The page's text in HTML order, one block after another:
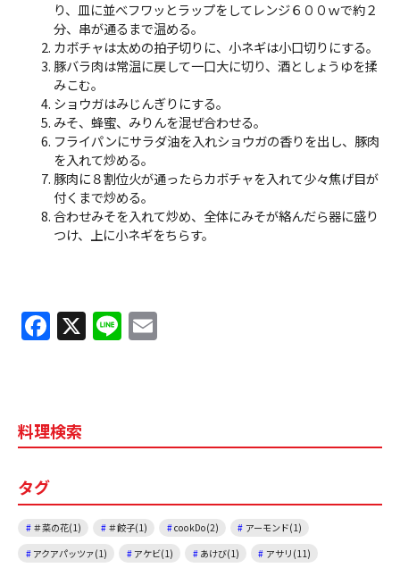
り、皿に並べフワッとラップをしてレンジ６００ｗで約２
分、串が通るまで温める。
カボチャは太めの拍子切りに、小ネギは小口切りにする。
豚バラ肉は常温に戻して一口大に切り、酒としょうゆを揉
みこむ。
ショウガはみじんぎりにする。
みそ、蜂蜜、みりんを混ぜ合わせる。
フライパンにサラダ油を入れショウガの香りを出し、豚肉
を入れて炒める。
豚肉に８割位火が通ったらカボチャを入れて少々焦げ目が
付くまで炒める。
合わせみそを入れて炒め、全体にみそが絡んだら器に盛り
つけ、上に小ネギをちらす。
F
a
b
o
k
X Li
n
料理検索
タグ
＃菜の花(1) ＃餃子(1) cookDo(2)
アーモンド(1)
アクアパッツァ(1)
アケビ(1) あけび(1)
アサリ(11)